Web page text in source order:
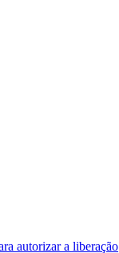
autorizar a liberação